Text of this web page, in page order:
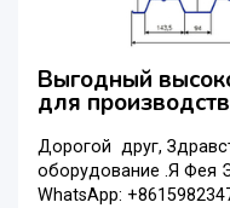
Выгодный
для
Дорогой друг,
oборудование .Я Фея
WhatsApp: